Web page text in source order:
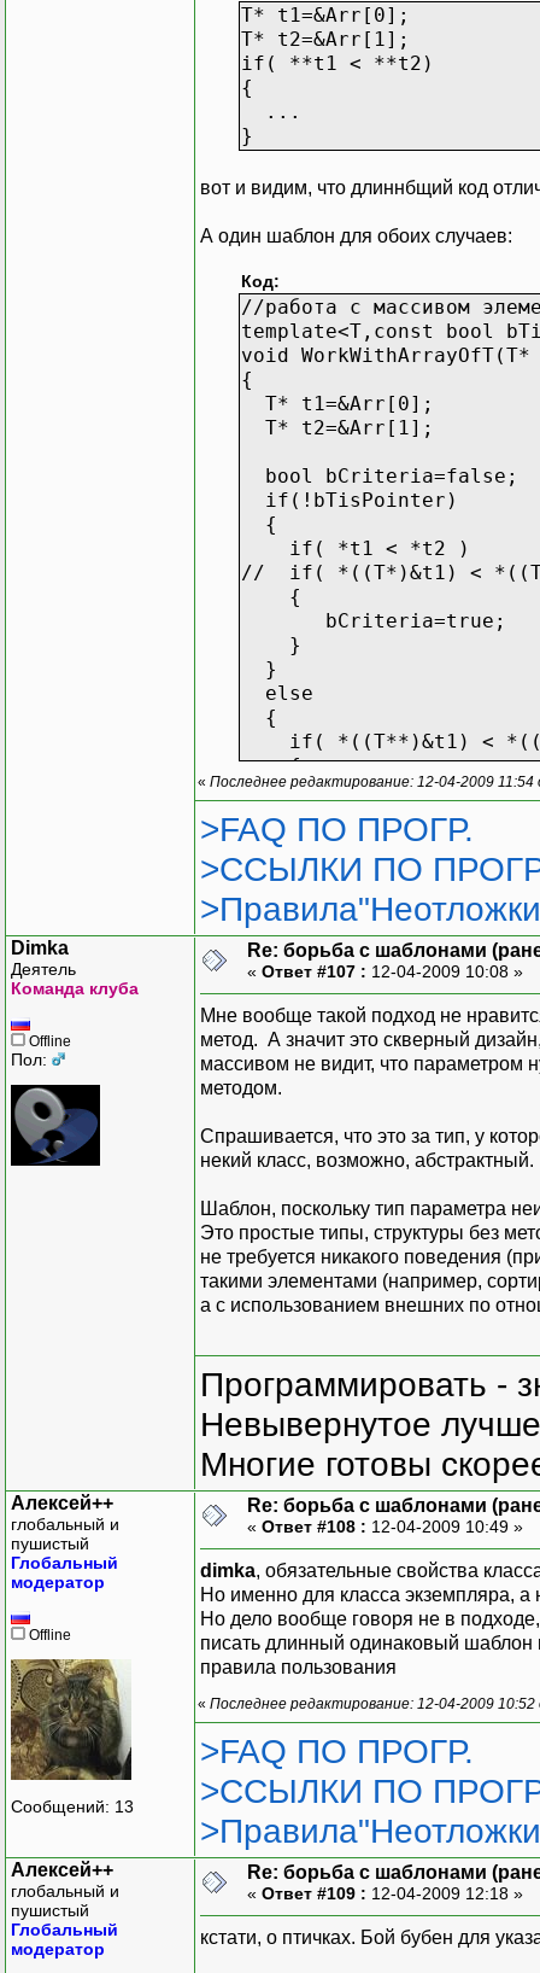
T* t1=&Arr[0];
T* t2=&Arr[1];
if( **t1 < **t2)
{
...
}
вот и видим, что длиннбщий код
А один шаблон для обоих случаев:
Код:
//работа с массивом
template<T,const bool
void WorkWithArrayOfT(T*
{
T* t1=&Arr[0];
T* t2=&Arr[1];
bool bCriteria=false;
if(!bTisPointer)
{
if( *t1 < *t2 )
// if( *((T*)&t1) <
{
bCriteria=true;
}
}
else
{
if( *((T**)&t1) <
{
bCriteria=true;
}
}
if(bCriteria)
{
}
else
{
}
}
//сортировка теперь
//1)массив
//2)массив указателей
« Последнее редактирование: 12-04-2009 11:54
>FAQ ПО ПРОГР.
>ССЫЛКИ ПО
Dimka
Деятель
Команда клуба
Offline
Пол:
Re: борьба с шаблонами
« Ответ #107 : 12-04-2009 10:08 »
Мне вообще такой подход не
метод. А значит это скверный
массивом не видит, что параметром
методом.
Спрашивается, что это за тип, у
некий класс, возможно, абстрактный.
Шаблон, поскольку тип параметра
Это простые типы, структуры без
не требуется никакого поведения
такими элементами (например,
а с использованием внешних по
Программировать -
Невывернутое
Многие готовы
Алексей++
глобальный и
пушистый
Глобальный
модератор
Offline
Сообщений: 13
Re: борьба с шаблонами
« Ответ #108 : 12-04-2009 10:49 »
dimka, обязательные свойства
Но именно для класса экземпляра, а
Но дело вообще говоря не в
писать длинный одинаковый
правила пользования
« Последнее редактирование: 12-04-2009
>FAQ ПО ПРОГР.
>ССЫЛКИ ПО
Алексей++
глобальный и
пушистый
Глобальный
модератор
Re: борьба с шаблонами
« Ответ #109 : 12-04-2009 12:18 »
кстати, о птичках. Бой бубен для